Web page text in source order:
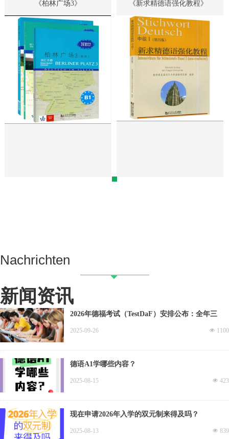
《柏林广场3》 《新求精德语强化教程》
2026年德福考试（TestDaF）安排公布：全年三
场，仍采用纸考形式！
넶 1100
2025-09-26
德语A1学哪些内容？
넶 423
2025-08-15
现在申请2026年入学的双元制来得及吗？
넶 839
2025-08-13
Nachrichten
뀓
新闻资讯